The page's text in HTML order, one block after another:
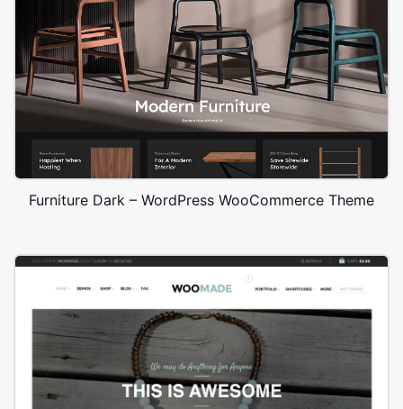
Furniture Dark – WordPress WooCommerce Theme